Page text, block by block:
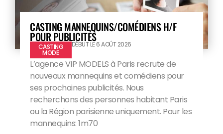
CASTING MANNEQUINS/COMÉDIENS H/F
POUR PUBLICITÉS
CASTING
MODE
DÉBUT LE 6 AOÛT 2026
L’agence VIP MODELS à Paris recrute de
nouveaux mannequins et comédiens pour
ses prochaines publicités. Nous
recherchons des personnes habitant Paris
ou la Région parisienne uniquement. Pour les
mannequins: 1m70